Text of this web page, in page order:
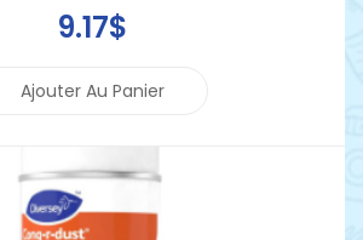
9.17$
Ajouter Au Panier